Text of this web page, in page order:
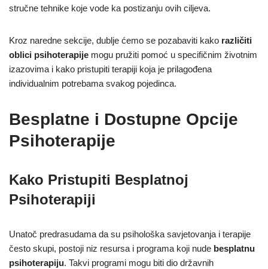
stručne tehnike koje vode ka postizanju ovih ciljeva.
Kroz naredne sekcije, dublje ćemo se pozabaviti kako različiti
oblici psihoterapije mogu pružiti pomoć u specifičnim životnim
izazovima i kako pristupiti terapiji koja je prilagođena
individualnim potrebama svakog pojedinca.
Besplatne i Dostupne Opcije
Psihoterapije
Kako Pristupiti Besplatnoj
Psihoterapiji
Unatoč predrasudama da su psihološka savjetovanja i terapije
često skupi, postoji niz resursa i programa koji nude besplatnu
psihoterapiju. Takvi programi mogu biti dio državnih